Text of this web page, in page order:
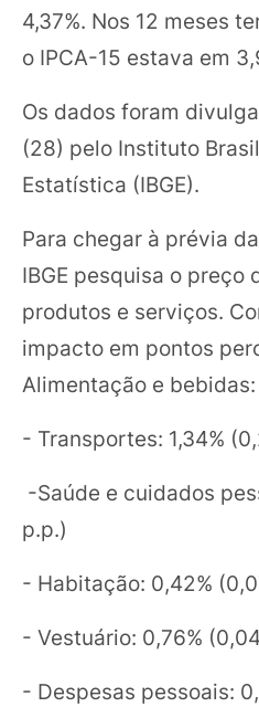
4,37%. Nos 12 meses
o IPCA-15 estava em
Os dados foram
(28) pelo Instituto
Estatística (IBGE).
Para chegar à prévia
IBGE pesquisa o preço
produtos e serviços.
impacto em pontos
Alimentação e bebidas:
- Transportes: 1,34%
-Saúde e cuidados
p.p.)
- Habitação: 0,42%
- Vestuário: 0,76%
- Despesas pessoais: